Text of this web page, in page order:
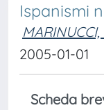
Ispanismi
2005-01-01
Scheda